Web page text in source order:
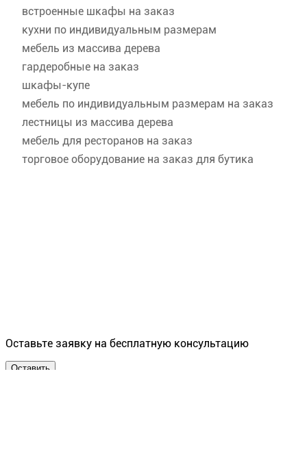
встроенные шкафы на заказ
кухни по индивидуальным размерам
мебель из массива дерева
гардеробные на заказ
шкафы-купе
мебель по индивидуальным размерам на заказ
лестницы из массива дерева
мебель для ресторанов на заказ
торговое оборудование на заказ для бутика
Оставьте заявку на бесплатную консультацию
Оставить